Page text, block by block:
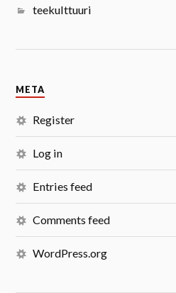
teekulttuuri
META
Register
Log in
Entries feed
Comments feed
WordPress.org